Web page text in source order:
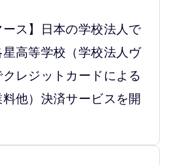
ース】日本の学校法人で
高等学校（学校法人ヴ
レジットカードによる
他）決済サービスを開